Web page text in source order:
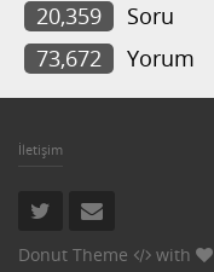
20,359 Soru
73,672
Yorum
İletişim
Donut Theme with